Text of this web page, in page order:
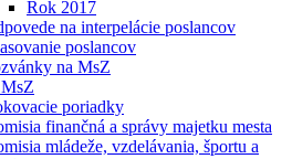
Rok 2017
na interpelácie poslancov
poslancov
na MsZ
poriadky
finančná a správy majetku mesta
mládeže, vzdelávania, športu a